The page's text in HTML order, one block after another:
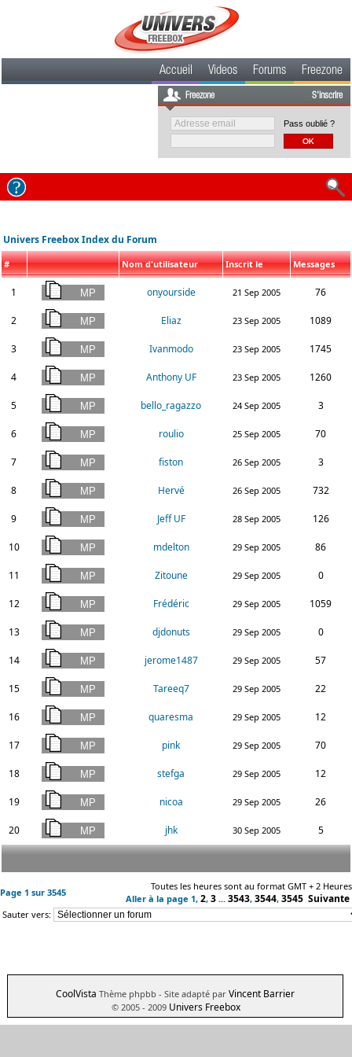
Accueil Videos Forums Freezone
Freezone S'inscrire
Pass oublié ?
Univers Freebox Index du Forum
# Nom d'utilisateur Inscrit le Messages
1 onyourside 21 Sep 2005 76
2 Eliaz 23 Sep 2005 1089
3 Ivanmodo 23 Sep 2005 1745
4 Anthony UF 23 Sep 2005 1260
5 bello_ragazzo 24 Sep 2005 3
6 roulio 25 Sep 2005 70
7 fiston 26 Sep 2005 3
8 Hervé 26 Sep 2005 732
9 Jeff UF 28 Sep 2005 126
10 mdelton 29 Sep 2005 86
11 Zitoune 29 Sep 2005 0
12 Frédéric 29 Sep 2005 1059
13 djdonuts 29 Sep 2005 0
14 jerome1487 29 Sep 2005 57
15 Tareeq7 29 Sep 2005 22
16 quaresma 29 Sep 2005 12
17 pink 29 Sep 2005 70
18 stefga 29 Sep 2005 12
19 nicoa 29 Sep 2005 26
20 jhk 30 Sep 2005 5
Page 1 sur 3545
Toutes les heures sont au format GMT + 2 Heures
Aller à la page 1, 2, 3 ... 3543, 3544, 3545 Suivante
Sauter vers:
CoolVista Thème phpbb - Site adapté par Vincent Barrier
© 2005 - 2009 Univers Freebox